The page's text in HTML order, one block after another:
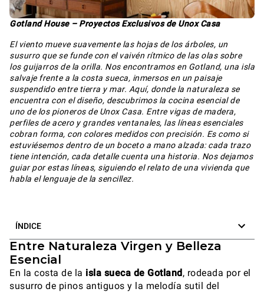
Gotland House – Proyectos Exclusivos de Unox Casa
El viento mueve suavemente las hojas de los árboles, un
susurro que se funde con el vaivén rítmico de las olas sobre
los guijarros de la orilla. Nos encontramos en Gotland, una isla
salvaje frente a la costa sueca, inmersos en un paisaje
suspendido entre tierra y mar. Aquí, donde la naturaleza se
encuentra con el diseño, descubrimos la cocina esencial de
uno de los pioneros de Unox Casa. Entre vigas de madera,
perfiles de acero y grandes ventanales, las líneas esenciales
cobran forma, con colores medidos con precisión. Es como si
estuviésemos dentro de un boceto a mano alzada: cada trazo
tiene intención, cada detalle cuenta una historia. Nos dejamos
guiar por estas líneas, siguiendo el relato de una vivienda que
habla el lenguaje de la sencillez.
ÍNDICE
Entre Naturaleza Virgen y Belleza
Esencial
En la costa de la isla sueca de Gotland, rodeada por el
susurro de pinos antiguos y la melodía sutil del